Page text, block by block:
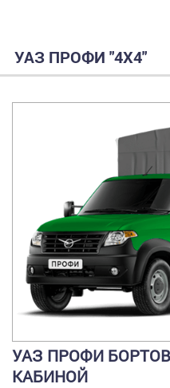
УАЗ ПРОФИ "4Х4"
УАЗ ПРОФИ
КАБИНОЙ